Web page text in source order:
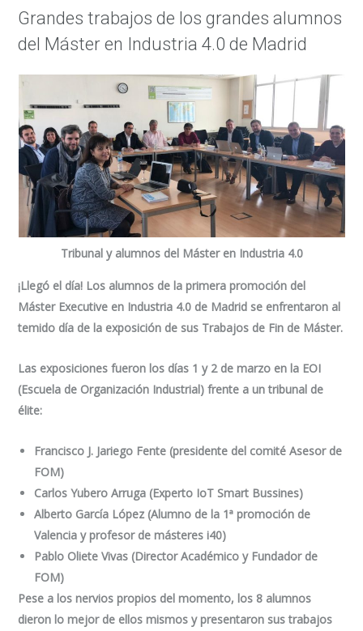
Grandes trabajos de los grandes alumnos
del Máster en Industria 4.0 de Madrid
Tribunal y alumnos del Máster en Industria 4.0
¡Llegó el día! Los alumnos de la primera promoción del
Máster Executive en Industria 4.0 de Madrid se enfrentaron al
temido día de la exposición de sus Trabajos de Fin de Máster.
Las exposiciones fueron los días 1 y 2 de marzo en la EOI
(Escuela de Organización Industrial) frente a un tribunal de
élite:
Francisco J. Jariego Fente (presidente del comité Asesor de
FOM)
Carlos Yubero Arruga (Experto IoT Smart Bussines)
Alberto García López (Alumno de la 1ª promoción de
Valencia y profesor de másteres i40)
Pablo Oliete Vivas (Director Académico y Fundador de
FOM)
Pese a los nervios propios del momento, los 8 alumnos
dieron lo mejor de ellos mismos y presentaron sus trabajos